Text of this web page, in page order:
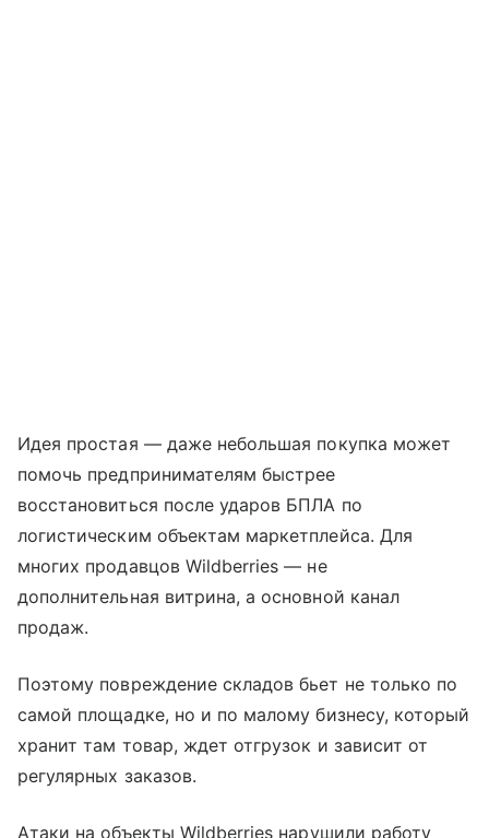
Идея простая — даже небольшая покупка может
помочь предпринимателям быстрее
восстановиться после ударов БПЛА по
логистическим объектам маркетплейса. Для
многих продавцов Wildberries — не
дополнительная витрина, а основной канал
продаж.
Поэтому повреждение складов бьет не только по
самой площадке, но и по малому бизнесу, который
хранит там товар, ждет отгрузок и зависит от
регулярных заказов.
Атаки на объекты Wildberries нарушили работу